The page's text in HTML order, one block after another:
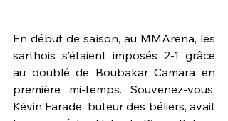
En début de saison, au MMArena, les
sarthois s’étaient imposés 2-1 grâce
au doublé de Boubakar Camara en
première mi-temps. Souvenez-vous,
Kévin Farade, buteur des béliers, avait